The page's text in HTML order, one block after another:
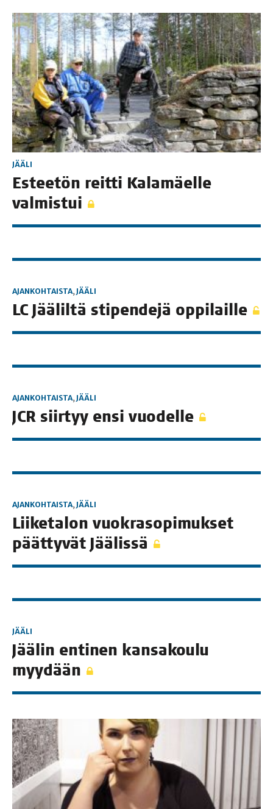
JÄÄLI
Estee­tön reit­ti Kala­mäel­le
valmistui
AJANKOHTAISTA, JÄÄLI
LC Jää­lil­tä sti­pen­de­jä oppilaille
AJANKOHTAISTA, JÄÄLI
JCR siir­tyy ensi vuodelle
AJANKOHTAISTA, JÄÄLI
Lii­ke­ta­lon vuo­kra­so­pi­muk­set
päät­ty­vät Jäälissä
JÄÄLI
Jää­lin enti­nen kan­sa­kou­lu
myydään